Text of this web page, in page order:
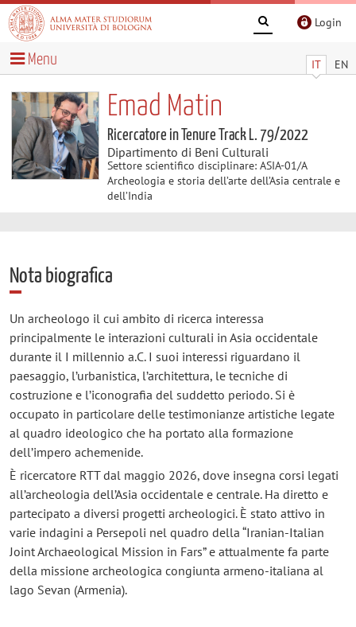
Login
IT EN
Menu
Emad Matin
Ricercatore in Tenure Track L. 79/2022
Dipartimento di Beni Culturali
Settore scientifico disciplinare: ASIA-01/A
Archeologia e storia dell’arte dell’Asia centrale e
dell’India
Nota biografica
Un archeologo il cui ambito di ricerca interessa
principalmente le interazioni culturali in Asia occidentale
durante il I millennio a.C. I suoi interessi riguardano il
paesaggio, l’urbanistica, l’architettura, le tecniche di
costruzione e l’iconografia del suddetto periodo. Si è
occupato in particolare delle testimonianze artistiche legate
al quadro ideologico che ha portato alla formazione
dell’impero achemenide.
È ricercatore RTT dal maggio 2026, dove insegna corsi legati
all’archeologia dell’Asia occidentale e centrale. Ha diretto e
partecipato a diversi progetti archeologici. È stato attivo in
varie indagini a Persepoli nel quadro della “Iranian-Italian
Joint Archaeological Mission in Fars” e attualmente fa parte
della missione archeologica congiunta armeno-italiana al
lago Sevan (Armenia).